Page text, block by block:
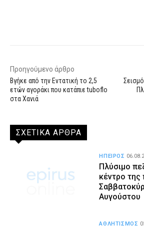
Προηγούμενο άρθρο
Βγήκε από την Εντατική το 2,5
ετών αγοράκι που κατάπιε tuboflo
στα Χανιά
ΣΧΕΤΙΚΑ ΑΡΘΡΑ
Πλύσιμο
κέντρο της
Αυγούστου
ΗΠΕΙΡΟΣ
ΑΘΛΗΤΙΣΜΟΣ